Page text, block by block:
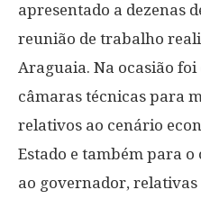
apresentado a dezenas
reunião de trabalho
Araguaia. Na ocasião foi
câmaras técnicas para
relativos ao cenário
Estado e também para
ao governador,